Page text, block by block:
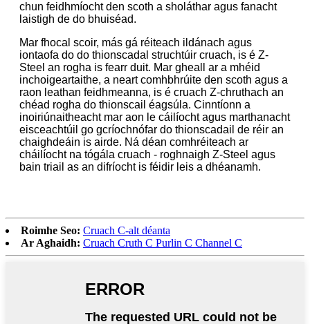
chun feidhmíocht den scoth a sholáthar agus fanacht
laistigh de do bhuiséad.
Mar fhocal scoir, más gá réiteach ildánach agus
iontaofa do do thionscadal struchtúir cruach, is é Z-
Steel an rogha is fearr duit. Mar gheall ar a mhéid
inchoigeartaithe, a neart comhbhrúite den scoth agus a
raon leathan feidhmeanna, is é cruach Z-chruthach an
chéad rogha do thionscail éagsúla. Cinntíonn a
inoiriúnaitheacht mar aon le cáilíocht agus marthanacht
eisceachtúil go gcríochnófar do thionscadail de réir an
chaighdeáin is airde. Ná déan comhréiteach ar
cháilíocht na tógála cruach - roghnaigh Z-Steel agus
bain triail as an difríocht is féidir leis a dhéanamh.
Roimhe Seo: Cruach C-alt déanta
Ar Aghaidh: Cruach Cruth C Purlin C Channel C